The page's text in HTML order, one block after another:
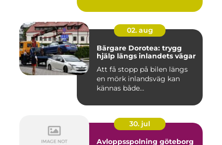
02. aug
Bärgare Dorotea: trygg
hjälp längs inlandets vägar
Att få stopp på bilen längs
en mörk inlandsväg kan
kännas både...
30. jul
Avloppsspolning göteborg